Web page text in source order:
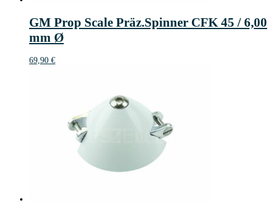
GM Prop Scale Präz.Spinner CFK 45 / 6,00
mm Ø
69,90 €